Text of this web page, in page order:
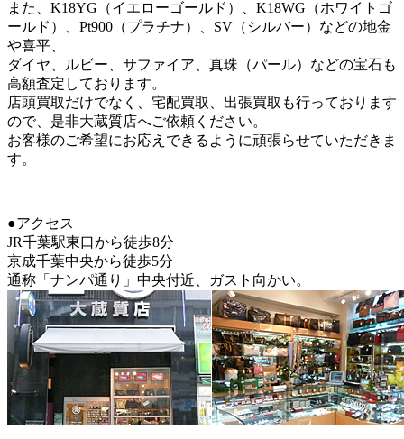
また、K18YG（イエローゴールド）、K18WG（ホワイトゴ
ールド）、Pt900（プラチナ）、SV（シルバー）などの地金
や喜平、
ダイヤ、ルビー、サファイア、真珠（パール）などの宝石も
高額査定しております。
店頭買取だけでなく、宅配買取、出張買取も行っております
ので、是非大蔵質店へご依頼ください。
お客様のご希望にお応えできるように頑張らせていただきま
す。
●アクセス
JR千葉駅東口から徒歩8分
京成千葉中央から徒歩5分
通称「ナンパ通り」中央付近、ガスト向かい。